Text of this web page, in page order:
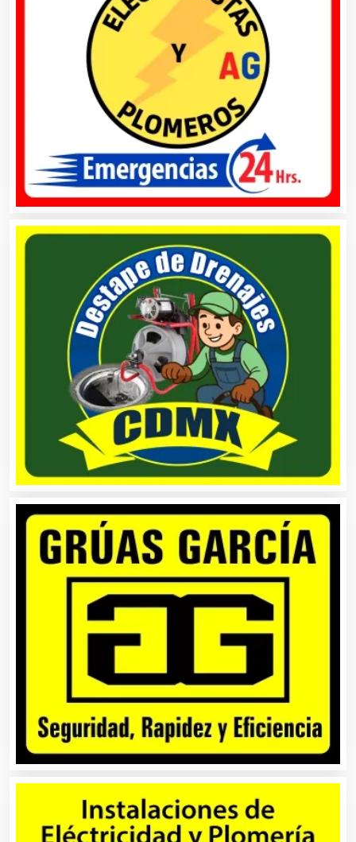
Asesores Técnicos
Asesoría Fiscal
Asociaciones Civiles
Audio, Sonido e Iluminación
Audios para Eventos
Autobuses
Automatización
Automóviles Nuevos y Usados
Autopartes Eléctricas
Avaluos
Balnearios
Bancos
Banquetes
Bares y Cantinas